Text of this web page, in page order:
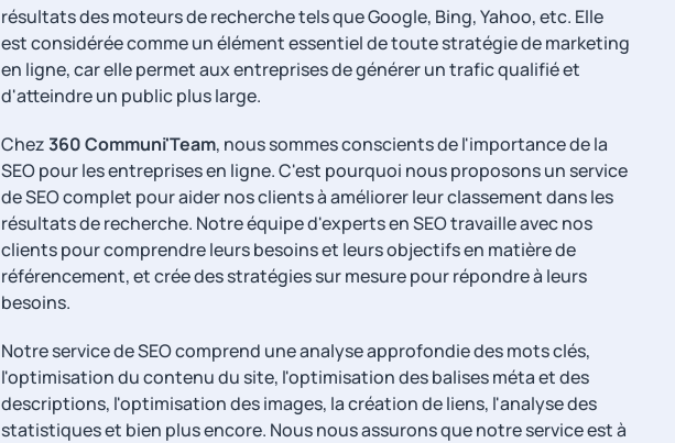
résultats des moteurs de recherche tels que Google, Bing, Yahoo, etc. Elle
est considérée comme un élément essentiel de toute stratégie de marketing
en ligne, car elle permet aux entreprises de générer un trafic qualifié et
d'atteindre un public plus large.
Chez360 Communi'Team, nous sommes conscients de l'importance de la
SEO pour les entreprises en ligne. C'est pourquoi nous proposons un service
de SEO complet pour aider nos clients à améliorer leur classement dans les
résultats de recherche. Notre équipe d'experts en SEO travaille avec nos
clients pour comprendre leurs besoins et leurs objectifs en matière de
référencement, et crée des stratégies sur mesure pour répondre à leurs
besoins.
Notre service de SEO comprend une analyse approfondie des mots clés,
l'optimisation du contenu du site, l'optimisation des balises méta et des
descriptions, l'optimisation des images, la création de liens, l'analyse des
statistiques et bien plus encore. Nous nous assurons que notre service est à